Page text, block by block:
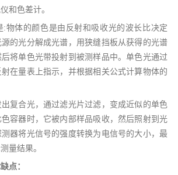
和色差计。
:物体的颜色是由反射和吸收光的波长比决定
的光分解成光谱，用狭缝挡板从获得的光谱
将单色光带投射到被测样品中。单色光通过
在量表上指示，并根据相关公式计算物体的
复合光，通过滤光片过滤，变成近似的单色
容器时，它被内部样品吸收，然后照射到光
器将光信号的强度转换为电信号的大小，最
量结果。
点：